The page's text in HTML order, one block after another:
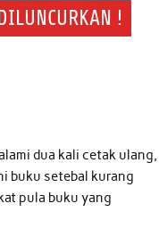
!
dua kali cetak ulang,
buku setebal kurang
pula buku yang